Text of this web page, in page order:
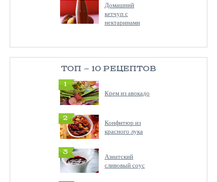
Домашний
кетчуп с
нектаринами
ТОП — 10 РЕЦЕПТОВ
1
Крем из авокадо
2
Конфитюр из
красного лука
3
Азиатский
сливовый соус